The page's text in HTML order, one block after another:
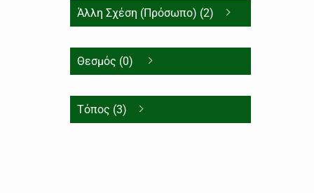
Άλλη Σχέση (Πρόσωπο) (2)
Θεσμός (0)
Τόπος (3)